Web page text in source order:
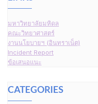
มหาวิทยาลัยมหิดล
คณะวิทยาศาสตร์
งานนโยบายฯ (อินทราเน็ต)
Incident Report
ข้อเสนอแนะ
CATEGORIES